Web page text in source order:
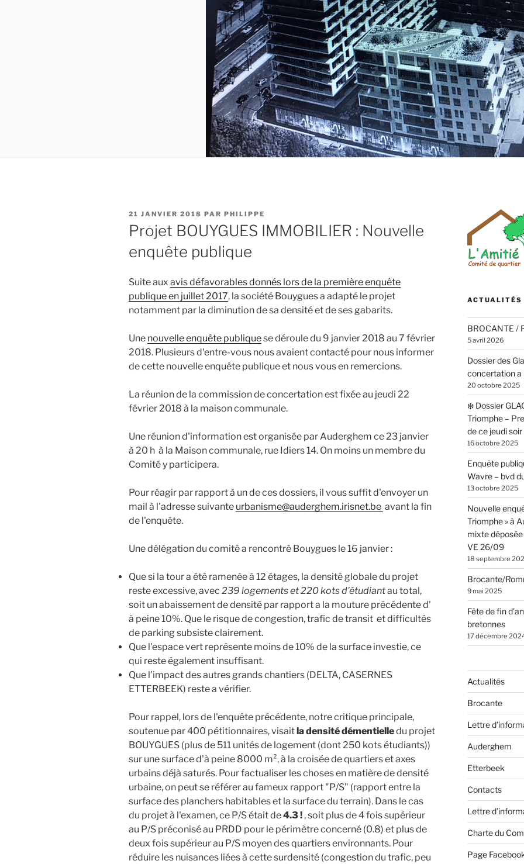
PUBLIÉ
LE
21 JANVIER 2018 PAR PHILIPPE
Projet BOUYGUES IMMOBILIER : Nouvelle
enquête publique
Suite aux avis défavorables donnés lors de la première enquête
publique en juillet 2017, la société Bouygues a adapté le projet
notamment par la diminution de sa densité et de ses gabarits.
Une nouvelle enquête publiquese déroule du 9 janvier 2018 au 7 février
2018. Plusieurs d'entre-vous nous avaient contacté pour nous informer
de cette nouvelle enquête publique et nous vous en remercions.
La réunion de la commission de concertation est fixée au jeudi 22
février 2018 à la maison communale.
Une réunion d'information est organisée par Auderghem ce 23 janvier
à 20 h à la Maison communale, rue Idiers 14. On moins un membre du
Comité y participera.
Pour réagir par rapport à un de ces dossiers, il vous suffit d'envoyer un
mail à l'adresse suivante urbanisme@auderghem.irisnet.be avant la fin
de l'enquête.
Une délégation du comité a rencontré Bouygues le 16 janvier :
Que si la tour a été ramenée à 12 étages, la densité globale du projet
reste excessive, avec 239 logements et 220 kots d'étudiantau total,
soit un abaissement de densité par rapport a la mouture précédente d'
à peine 10%. Que le risque de congestion, trafic de transit et difficultés
de parking subsiste clairement.
Que l'espace vert représente moins de 10% de la surface investie, ce
qui reste également insuffisant.
Que l'impact des autres grands chantiers (DELTA, CASERNES
ETTERBEEK) reste a vérifier.
Pour rappel, lors de l'enquête précédente, notre critique principale,
soutenue par 400 pétitionnaires, visait la densité démentielledu projet
BOUYGUES (plus de 511 unités de logement (dont 250 kots étudiants))
sur une surface d'à peine 8000 m², à la croisée de quartiers et axes
urbains déjà saturés. Pour factualiser les choses en matière de densité
urbaine, on peut se référer au fameux rapport "P/S" (rapport entre la
surface des planchers habitables et la surface du terrain). Dans le cas
du projet à l'examen, ce P/S était de4.3 ! , soit plus de 4 fois supérieur
au P/S préconisé au PRDD pour le périmètre concerné (0.8) et plus de
deux fois supérieur au P/S moyen des quartiers environnants. Pour
réduire les nuisances liées à cette surdensité (congestion du trafic, peu
ACTUALITÉS
BROCANTE /
5 avril 2026
Dossier des
concertation a
20 octobre 2025
❄️ Dossier
Triomphe –
de ce jeudi
16 octobre 2025
Enquête
Wavre – bvd
13 octobre 2025
Nouvelle
Triomphe » à
mixte
VE 26/09
18 septembre
Brocante/
9 mai 2025
Fête de fin
bretonnes
17 décembre
Actualités
Brocante
Lettre
Auderghem
Etterbeek
Contacts
Lettre
Charte du
Page